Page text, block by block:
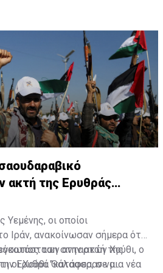
τη ναυσιπλοΐα.
ακτή της Ερυθράς
Υεμένης, οι οποίοι
Ιράν, ανακοίνωσαν σήμερα ότι
στην ακτή της
Ερυθρά Θάλασσα, σε μια νέα
των ανταρτών Χούθι, ο
οι Χούθι "κατάφεραν να